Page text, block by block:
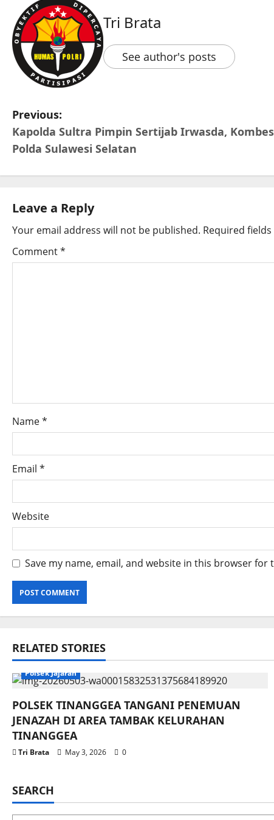
Tri Brata
See author's posts
Previous:
Kapolda Sultra Pimpin Sertijab Irwasda,
Polda Sulawesi Selatan
Leave a Reply
Your email address will not be published. Required
Comment*
Name*
Email *
Website
Save my name, email, and website in this browser for
RELATED STORIES
Polsek Jajaran
POLSEK TINANGGEA TANGANI PENEMUAN
JENAZAH DI AREA TAMBAK KELURAHAN
TINANGGEA
Tri Brata May 3, 2026 0
SEARCH